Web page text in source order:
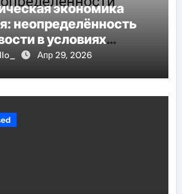
экономика
неопределённость
в условиях
Апр 29, 2026